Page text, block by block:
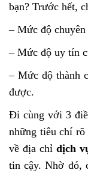
bạn? Trước hết,
– Mức độ chuyên
– Mức độ uy tín
– Mức độ thành
được.
Đi cùng với 3
những tiêu chí
về địa chỉdịch
tin cậy. Nhờ đó,